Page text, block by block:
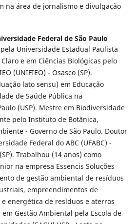
na área de jornalismo e divulgação
Federal de São Paulo
Universidade Estadual Paulista
e em Ciências Biológicas pelo
(UNIFIEO) - Osasco (SP).
lato sensu) em Educação
de Saúde Pública na
(USP). Mestre em Biodiversidade
pelo Instituto de Botânica,
- Governo de São Paulo. Doutor
Federal do ABC (UFABC) -
Trabalhou (14 anos) como
na empresa Essencis Soluções
de gestão ambiental de resíduos
empreendimentos de
energética de resíduos e aterros
Gestão Ambiental pela Escola de